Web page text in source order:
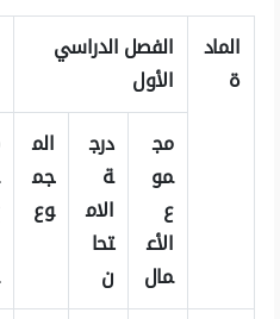
الماد
ة
الفصل الدراسي
الأول
مج
مو
ع
الأع
مال
درج
ة
الام
تحا
ن
الم
جم
وع